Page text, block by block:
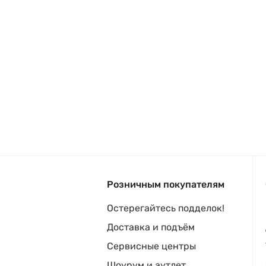
Розничным покупателям
Остерегайтесь подделок!
Доставка и подъём
Сервисные центры